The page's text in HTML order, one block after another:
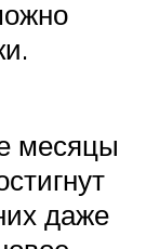
месяцы
даже